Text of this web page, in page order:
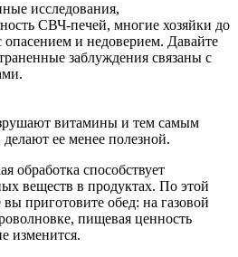
исследования,
СВЧ-печей, многие хозяйки до
опасением и недоверием. Давайте
заблуждения связаны с
витамины и тем самым
ее менее полезной.
обработка способствует
веществ в продуктах. По этой
приготовите обед: на газовой
пищевая ценность
изменится.